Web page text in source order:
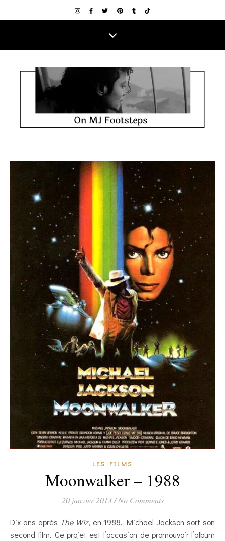
LES FILMS
Moonwalker – 1988
20 janvier 2013 / No Comments
Dix ans après The Wiz, en 1988, Michael Jackson sort son
second film. Ce projet est l’occasion de promouvoir l’album